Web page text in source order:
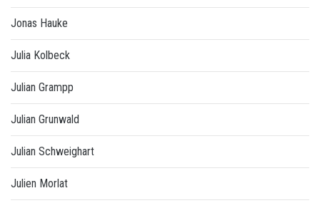
Jonas Hauke
Julia Kolbeck
Julian Grampp
Julian Grunwald
Julian Schweighart
Julien Morlat